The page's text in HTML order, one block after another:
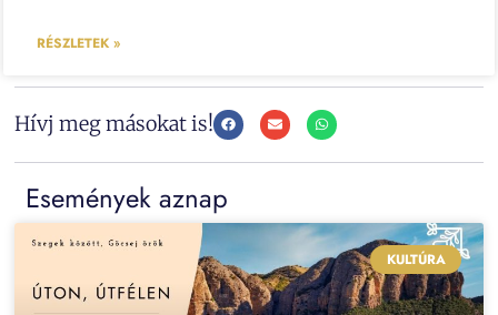
RÉSZLETEK »
Hívj meg másokat is!
Események aznap
KULTÚRA